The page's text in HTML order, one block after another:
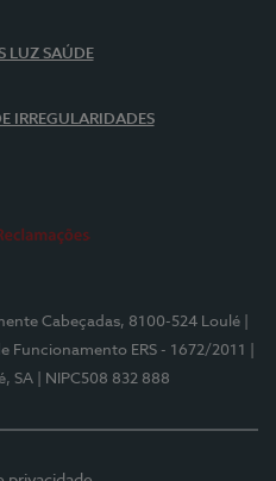
LUZ SAÚDE
IRREGULARIDADES
Cabeçadas, 8100-524 Loulé
Funcionamento ERS - 1672/2011
SA
| NIPC508 832 888